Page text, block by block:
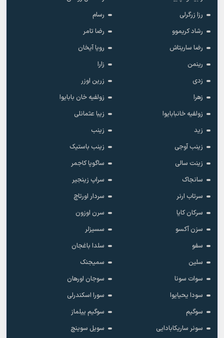
رزا زرگرلی
رسام
رشاد کریموو
رضا تامر
رضا ساریتاش
رویا آیخان
رینمن
زارا
زدی
زرین اوزر
زهرا
زولفیه خان بابایوا
زولفیه خانبابایوا
زیبا عثمانلی
زید
زینب
زینب آوجی
زینب باستیک
زینت سالی
ساگوپا کاجمر
سانجاک
سراپ زینجیر
سرتاب ارنر
سردار اورتاچ
سرکان کایا
سرن اوزون
سزن آکسو
سسیزلر
سفو
سلدا باغجان
سلین
سمیجنک
سوات سونا
سوجان اورهان
سودا یحیایوا
سورا اسکندرلی
سوگیم
سوگیم ییلماز
سونر ساریکابادایی
سویل سوینچ